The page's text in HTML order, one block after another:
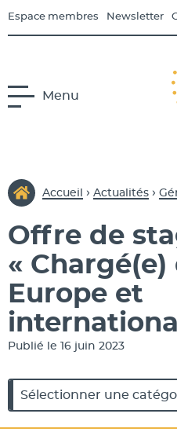
Espace membres Newsletter
Menu
Europe
menu International
Accueil › Actualités ›
Offre de
«
Europe et
Publié le 16 juin 2023
Catégories
Catégories